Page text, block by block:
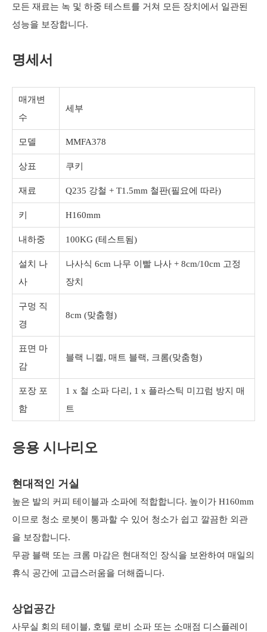
모든 재료는 녹 및 하중 테스트를 거쳐 모든 장치에서 일관된
성능을 보장합니다.
명세서
매개변
수
세부
모델 MMFA378
상표 쿠키
재료 Q235 강철 + T1.5mm 철판(필요에 따라)
키 H160mm
내하중 100KG (테스트됨)
설치 나
사
나사식 6cm 나무 이빨 나사 + 8cm/10cm 고정
장치
구멍 직
경
8cm (맞춤형)
표면 마
감
블랙 니켈, 매트 블랙, 크롬(맞춤형)
포장 포
함
1 x 철 소파 다리, 1 x 플라스틱 미끄럼 방지 매
트
응용 시나리오
현대적인 거실
높은 발의 커피 테이블과 소파에 적합합니다. 높이가 H160mm
이므로 청소 로봇이 통과할 수 있어 청소가 쉽고 깔끔한 외관
을 보장합니다.
무광 블랙 또는 크롬 마감은 현대적인 장식을 보완하여 매일의
휴식 공간에 고급스러움을 더해줍니다.
상업공간
사무실 회의 테이블, 호텔 로비 소파 또는 소매점 디스플레이